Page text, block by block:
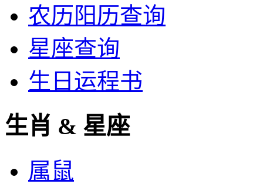
农历阳历查询
星座查询
生日运程书
生肖 & 星座
属鼠